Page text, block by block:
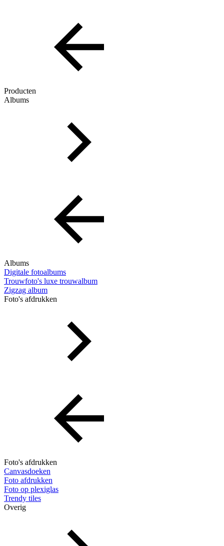
Producten
Albums
Albums
Digitale fotoalbums
Trouwfoto's luxe trouwalbum
Zigzag album
Foto's afdrukken
Foto's afdrukken
Canvasdoeken
Foto afdrukken
Foto op plexiglas
Trendy tiles
Overig